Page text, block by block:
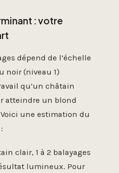
: votre
dépend de l’échelle
noir (niveau 1)
qu’un châtain
atteindre un blond
une estimation du
clair, 1 à 2 balayages
lumineux. Pour